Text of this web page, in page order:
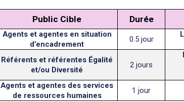
Public Cible Durée
Agents et agentes en situation
d’encadrement
0.5 jour
Référents et référentes Égalité
et/ou Diversité
2 jours
Agents et agentes des services
de ressources humaines
1 jour